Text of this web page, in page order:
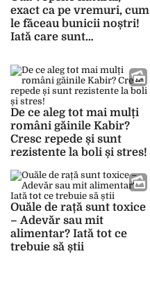
exact ca pe vremuri, cum
le făceau bunicii noștri!
Iată care sunt
nevoie!
De ce aleg tot mai mulți
români găinile Kabir?
Cresc repede și sunt
rezistente la boli și stres!
Ouăle de rață sunt toxice
– Adevăr sau mit
alimentar? Iată tot ce
trebuie să știi